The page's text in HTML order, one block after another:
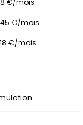
€/mois
€/mois
€/mois